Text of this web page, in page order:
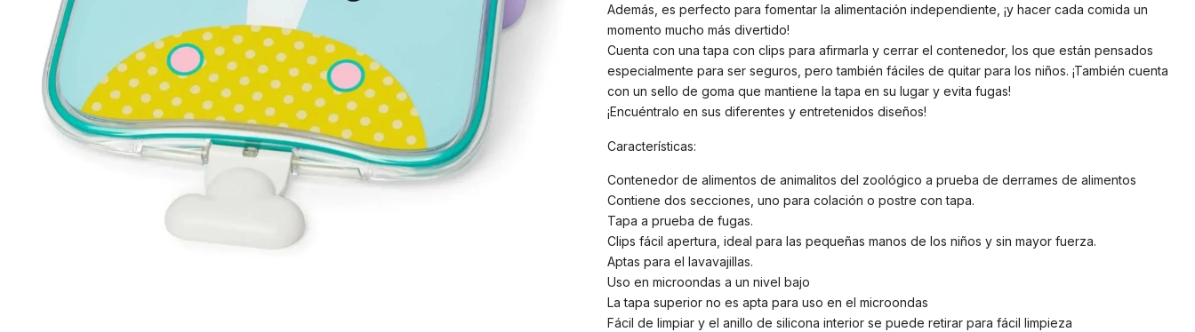
Además, es perfecto para fomentar la alimentación independiente, ¡y hacer cada comida un
momento mucho más divertido!
Cuenta con una tapa con clips para afirmarla y cerrar el contenedor, los que están pensados
especialmente para ser seguros, pero también fáciles de quitar para los niños. ¡También cuenta
con un sello de goma que mantiene la tapa en su lugar y evita fugas!
¡Encuéntralo en sus diferentes y entretenidos diseños!
Características:
Contenedor de alimentos de animalitos del zoológico a prueba de derrames de alimentos
Contiene dos secciones, uno para colación o postre con tapa.
Tapa a prueba de fugas.
Clips fácil apertura, ideal para las pequeñas manos de los niños y sin mayor fuerza.
Aptas para el lavavajillas.
Uso en microondas a un nivel bajo
La tapa superior no es apta para uso en el microondas
Fácil de limpiar y el anillo de silicona interior se puede retirar para fácil limpieza